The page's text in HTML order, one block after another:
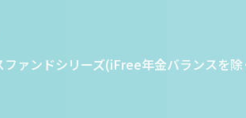
ァンドシリーズ(iFree年金バランスを